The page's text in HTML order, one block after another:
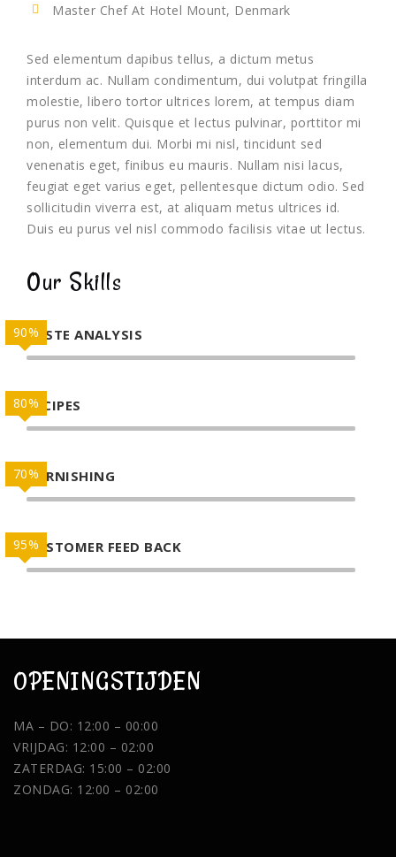
Master Chef At Hotel Mount, Denmark
Sed elementum dapibus tellus, a dictum metus
interdum ac. Nullam condimentum, dui volutpat fringilla
molestie, libero tortor ultrices lorem, at tempus diam
purus non velit. Quisque et lectus pulvinar, porttitor mi
non, elementum dui. Morbi mi nisl, tincidunt sed
venenatis eget, finibus eu mauris. Nullam nisi lacus,
feugiat eget varius eget, pellentesque dictum odio. Sed
sollicitudin viverra est, at aliquam metus ultrices id.
Duis eu purus vel nisl commodo facilisis vitae ut lectus.
Our Skills
TASTE ANALYSIS
90%
RECIPES
80%
GARNISHING
70%
CUSTOMER FEED BACK
95%
OPENINGSTIJDEN
MA – DO: 12:00 – 00:00
VRIJDAG: 12:00 – 02:00
ZATERDAG: 15:00 – 02:00
ZONDAG: 12:00 – 02:00